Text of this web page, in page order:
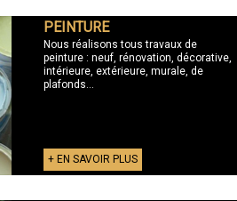
PEINTURE
Nous réalisons tous travaux de
peinture : neuf, rénovation, décorative,
intérieure, extérieure, murale, de
plafonds...
+ EN SAVOIR PLUS